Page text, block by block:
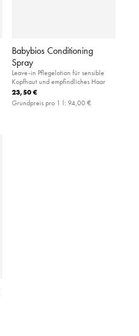
Babybios Conditioning
Spray
Leave-in Pflegelotion für sensible
Kopfhaut und empfindliches Haar
23,50 €
Grundpreis pro 1 l: 94,00 €